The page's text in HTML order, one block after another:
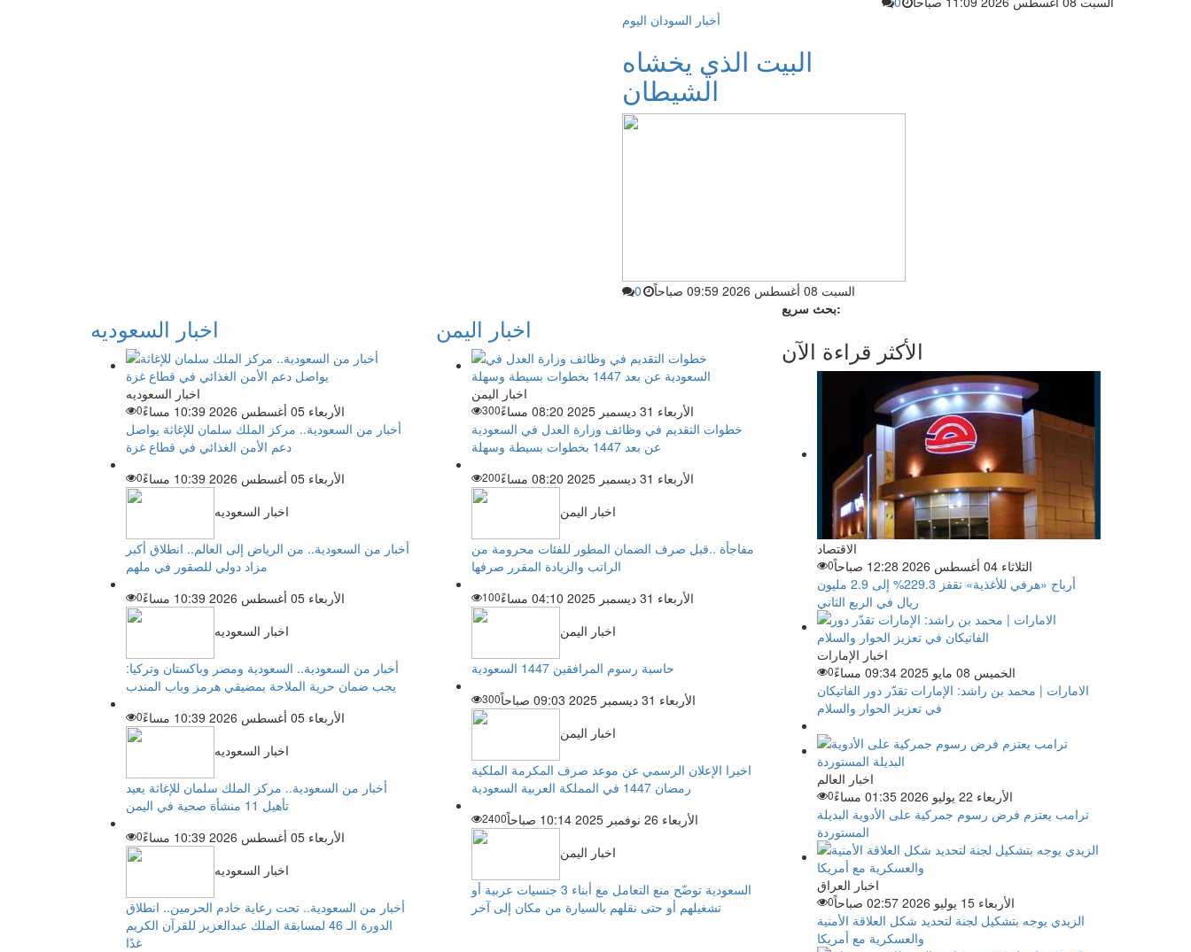
أخبار السودان اليوم
البيت الذي يخشاه
الشيطان
السبت 08 أغسطس 2026 09:59 صباحاً 0
اخبار السعوديه
اخبار السعوديه
الأربعاء 05 أغسطس 2026 10:39 مساءً
0
أخبار من السعودية.. مركز الملك سلمان للإغاثة يواصل
دعم الأمن الغذائي في قطاع غزة
الأربعاء 05 أغسطس 2026 10:39 مساءً
0
اخبار السعوديه
أخبار من السعودية.. من الرياض إلى العالم.. انطلاق أكبر
مزاد دولي للصقور في ملهم
الأربعاء 05 أغسطس 2026 10:39 مساءً
0
اخبار السعوديه
أخبار من السعودية.. السعودية ومصر وباكستان وتركيا:
يجب ضمان حرية الملاحة بمضيقي هرمز وباب المندب
الأربعاء 05 أغسطس 2026 10:39 مساءً
0
اخبار السعوديه
أخبار من السعودية.. مركز الملك سلمان للإغاثة يعيد
تأهيل 11 منشأة صحية في اليمن
الأربعاء 05 أغسطس 2026 10:39 مساءً
0
اخبار السعوديه
أخبار من السعودية.. تحت رعاية خادم الحرمين.. انطلاق
الدورة الـ 46 لمسابقة الملك عبدالعزيز للقرآن الكريم
غدًا
اخبار اليمن
اخبار اليمن
الأربعاء 31 ديسمبر 2025 08:20 مساءً
300
خطوات التقديم في وظائف وزارة العدل في السعودية
عن بعد 1447 بخطوات بسيطة وسهلة
الأربعاء 31 ديسمبر 2025 08:20 مساءً
200
اخبار اليمن
مفاجأة ..قبل صرف الضمان المطور للفئات محرومة من
الراتب والزيادة المقرر صرفها
الأربعاء 31 ديسمبر 2025 04:10 مساءً
100
اخبار اليمن
حاسبة رسوم المرافقين 1447 السعودية
الأربعاء 31 ديسمبر 2025 09:03 صباحاً
300
اخبار اليمن
اخيرا الإعلان الرسمي عن موعد صرف المكرمة الملكية
رمضان 1447 في المملكة العربية السعودية
الأربعاء 26 نوفمبر 2025 10:14 صباحاً
2400
اخبار اليمن
السعودية توضّح منع التعامل مع أبناء 3 جنسيات عربية أو
تشغيلهم أو حتى نقلهم بالسيارة من مكان إلى آخر
بحث سريع:
الأكثر قراءة الآن
الاقتصاد
الثلاثاء 04 أغسطس 2026 12:28 صباحاً
0
أرباح «هرفي للأغذية» تقفز 229.3% إلى 2.9 مليون
ريال في الربع الثاني
اخبار الإمارات
الخميس 08 مايو 2025 09:34 مساءً
0
الامارات | محمد بن راشد: الإمارات تقدّر دور الفاتيكان
في تعزيز الحوار والسلام
اخبار العالم
الأربعاء 22 يوليو 2026 01:35 مساءً
0
ترامب يعتزم فرض رسوم جمركية على الأدوية البديلة
المستوردة
اخبار العراق
الأربعاء 15 يوليو 2026 02:57 صباحاً
0
الزيدي يوجه بتشكيل لجنة لتحديد شكل العلاقة الأمنية
والعسكرية مع أمريكا